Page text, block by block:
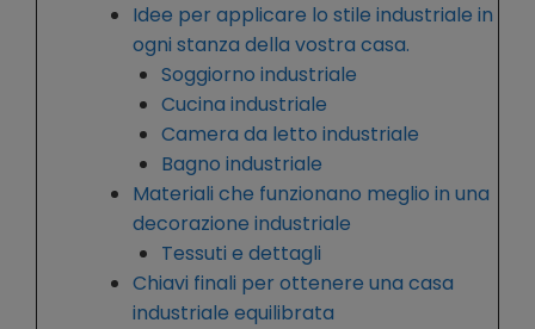
Idee per applicare lo stile industriale in
ogni stanza della vostra casa.
Soggiorno industriale
Cucina industriale
Camera da letto industriale
Bagno industriale
Materiali che funzionano meglio in una
decorazione industriale
Tessuti e dettagli
Chiavi finali per ottenere una casa
industriale equilibrata